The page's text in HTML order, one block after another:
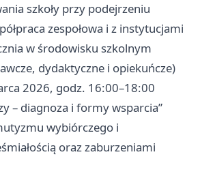
szkoły przy podejrzeniu
zespołowa i z instytucjami
w środowisku szkolnym
dydaktyczne i opiekuńcze)
2026, godz. 16:00–18:00
– diagnoza i formy wsparcia”
wybiórczego i
oraz zaburzeniami